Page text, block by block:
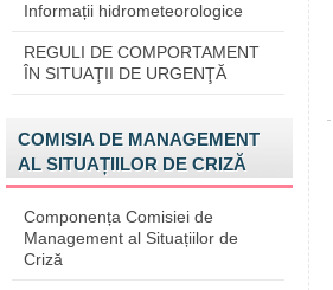
Informații hidrometeorologice
REGULI DE COMPORTAMENT
ÎN SITUAŢII DE URGENŢĂ
COMISIA DE MANAGEMENT
AL SITUAȚIILOR DE CRIZĂ
Componența Comisiei de
Management al Situațiilor de
Criză